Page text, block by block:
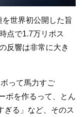
世界初公開した旨
点で1.7万リポス
反響は非常に大き
って馬力すご
ボを作るって、とん
ぎる」など、そのス